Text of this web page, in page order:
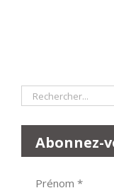
Rechercher:
Abonnez-
Prénom *